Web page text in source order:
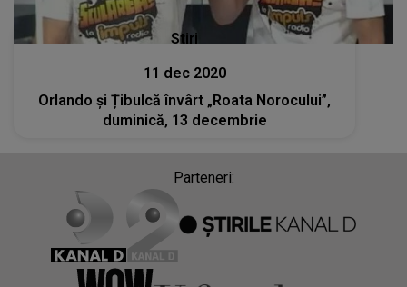
Stiri
11 dec 2020
Orlando și Țibulcă învârt „Roata Norocului”,
duminică, 13 decembrie
Parteneri: